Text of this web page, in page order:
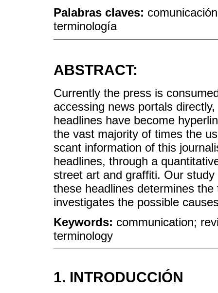
Palabras claves:
terminología
ABSTRACT:
Currently the press is
accessing news portals
headlines have become
the vast majority of times the
scant information of this
headlines, through a
street art and graffiti. Our
these headlines determines
investigates the possible
Keywords: communication;
terminology
1. INTRODUCCIÓN